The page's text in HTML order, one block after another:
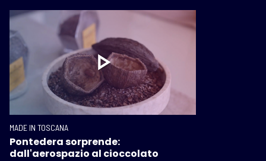
MADE IN TOSCANA
Pontedera sorprende:
dall'aerospazio al cioccolato